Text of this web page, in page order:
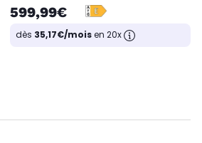
599,99€
dès 35,17€/moisen 20x